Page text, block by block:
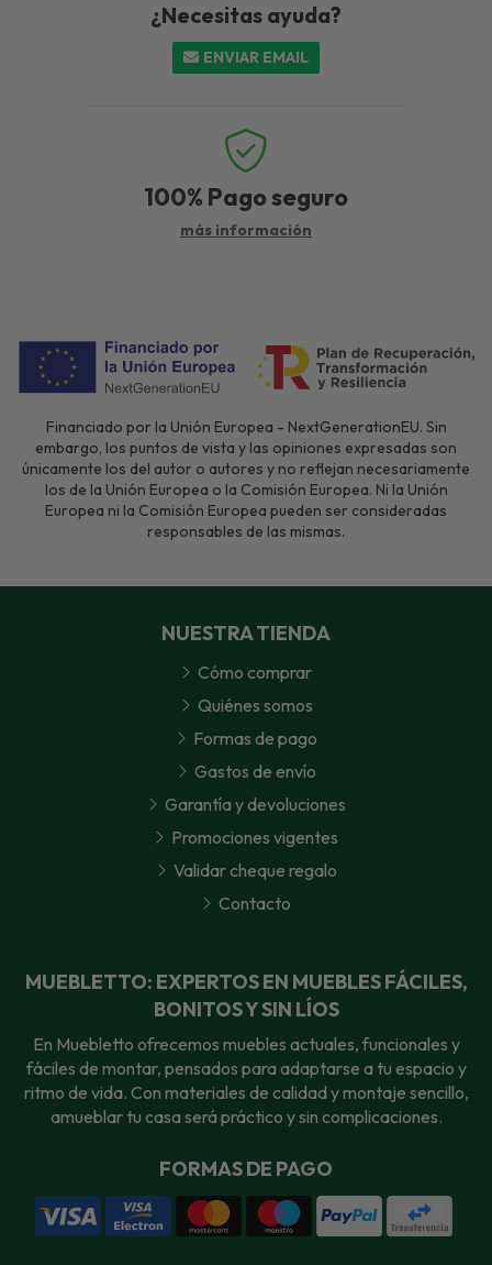
¿Necesitas ayuda?
ENVIAR EMAIL
100% Pago seguro
más información
Financiado por la Unión Europea - NextGenerationEU. Sin
embargo, los puntos de vista y las opiniones expresadas son
únicamente los del autor o autores y no reflejan necesariamente
los de la Unión Europea o la Comisión Europea. Ni la Unión
Europea ni la Comisión Europea pueden ser consideradas
responsables de las mismas.
MUEBLETTO: EXPERTOS EN MUEBLES FÁCILES,
BONITOS Y SIN LÍOS
En Muebletto ofrecemos muebles actuales, funcionales y
fáciles de montar, pensados para adaptarse a tu espacio y
ritmo de vida. Con materiales de calidad y montaje sencillo,
amueblar tu casa será práctico y sin complicaciones.
FORMAS DE PAGO
NUESTRA TIENDA
Cómo comprar
Quiénes somos
Formas de pago
Gastos de envío
Garantía y devoluciones
Promociones vigentes
Validar cheque regalo
Contacto